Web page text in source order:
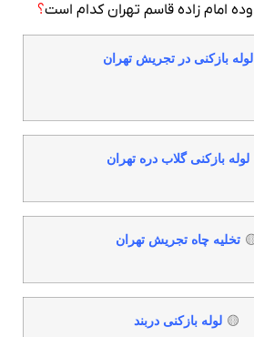
امام زاده قاسم تهران کدام است؟
بازکنی در تجریش تهران
بازکنی گلاب دره تهران
تخلیه چاه تجریش تهران
لوله بازکنی دربند